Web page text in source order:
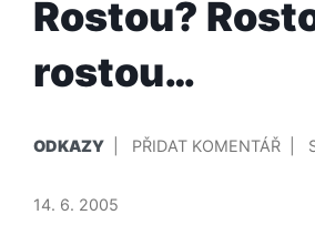
Rostou?
rostou…
V
ODKAZY PŘIDAT KOMENTÁŘNA
14. 6. 2005